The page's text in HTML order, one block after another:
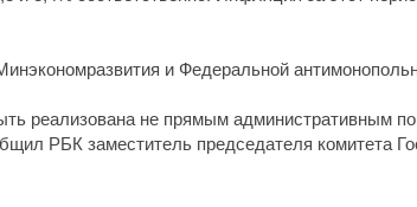
и Федеральной
реализована не прямым административным
РБК заместитель председателя комитета